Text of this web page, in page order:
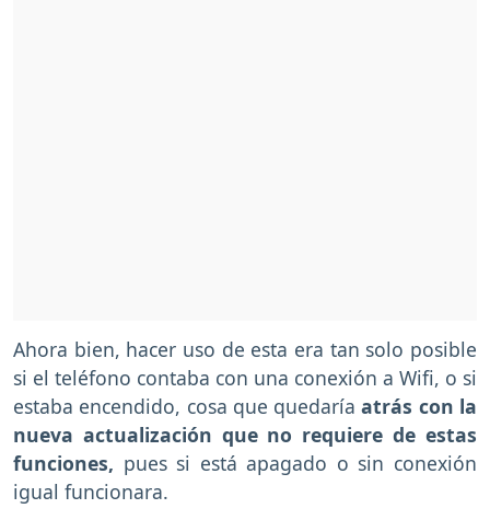
Ahora bien, hacer uso de esta era tan solo posible
si el teléfono contaba con una conexión a Wifi, o si
estaba encendido, cosa que quedaríaatrás con la
nueva actualización que no requiere de estas
funciones, pues si está apagado o sin conexión
igual funcionara.